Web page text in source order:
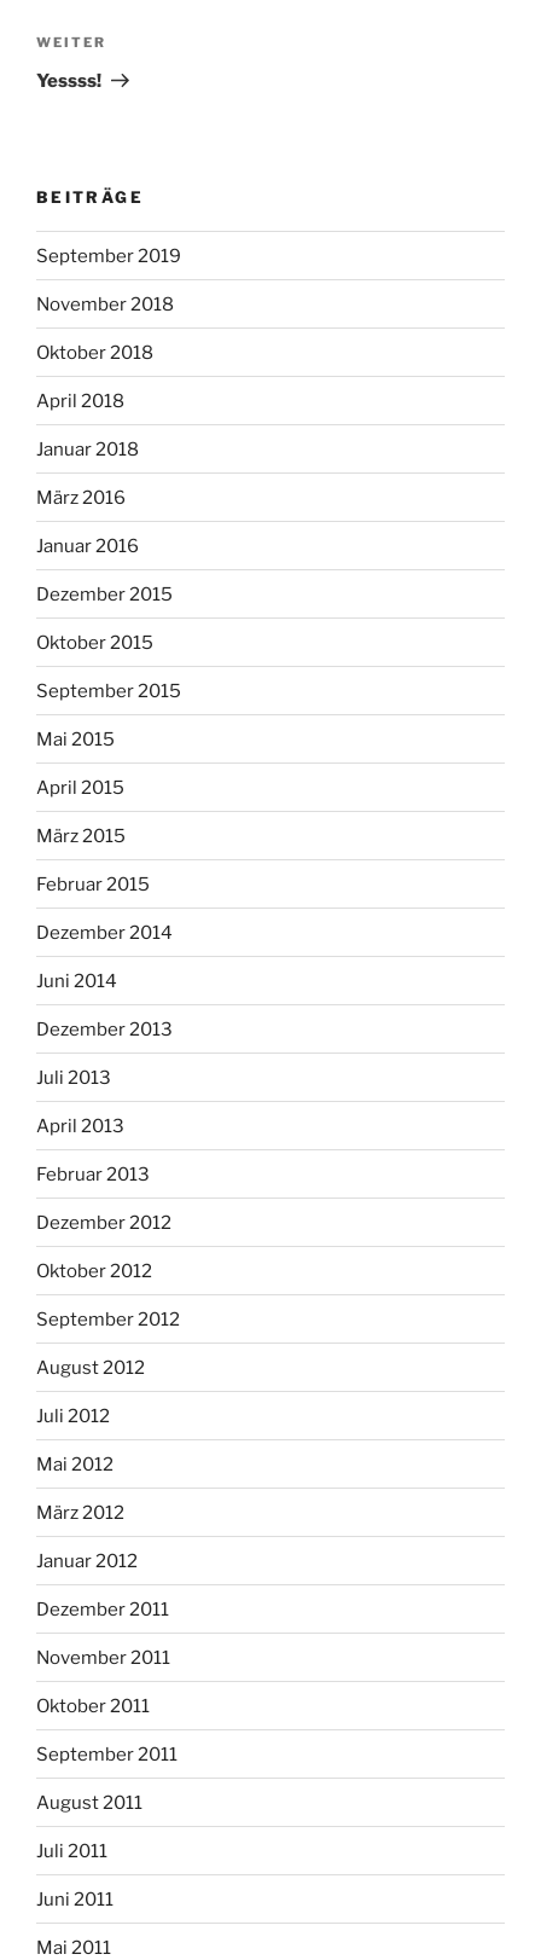
Nächster
Beitrag
WEITER
Yessss!
BEITRÄGE
September 2019
November 2018
Oktober 2018
April 2018
Januar 2018
März 2016
Januar 2016
Dezember 2015
Oktober 2015
September 2015
Mai 2015
April 2015
März 2015
Februar 2015
Dezember 2014
Juni 2014
Dezember 2013
Juli 2013
April 2013
Februar 2013
Dezember 2012
Oktober 2012
September 2012
August 2012
Juli 2012
Mai 2012
März 2012
Januar 2012
Dezember 2011
November 2011
Oktober 2011
September 2011
August 2011
Juli 2011
Juni 2011
Mai 2011